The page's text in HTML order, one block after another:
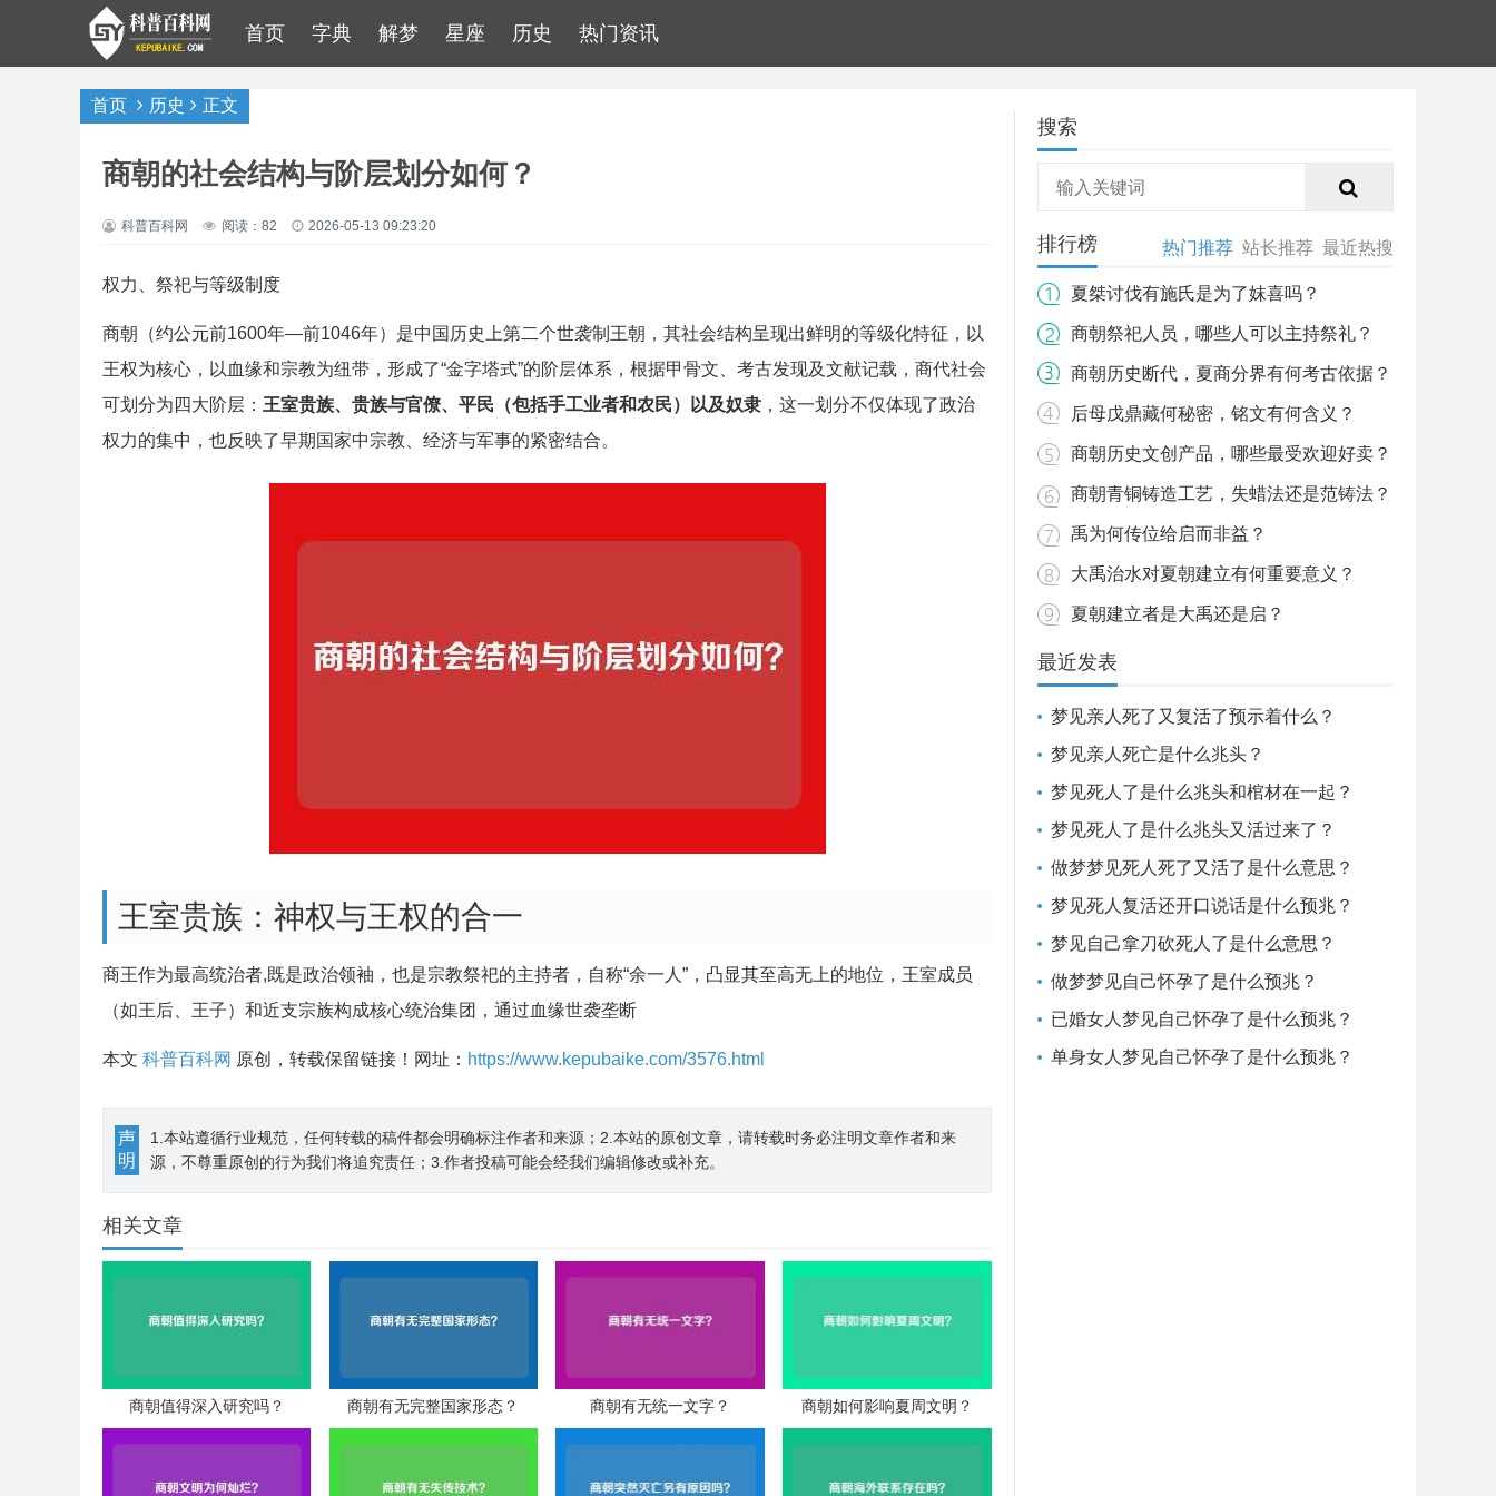
首页 字典 解梦 星座 历史 热门资讯
首页 历史 正文
商朝的社会结构与阶层划分如何？
科普百科网 阅读：82 2026-05-13 09:23:20
权力、祭祀与等级制度
商朝（约公元前1600年—前1046年）是中国历史上第二个世袭制王朝，其社会结构呈现出鲜明的等级化特征，以
王权为核心，以血缘和宗教为纽带，形成了“金字塔式”的阶层体系，根据甲骨文、考古发现及文献记载，商代社会
可划分为四大阶层： 王室贵族、贵族与官僚、平民（包括手工业者和农民）以及奴隶 ，这一划分不仅体现了政治
权力的集中，也反映了早期国家中宗教、经济与军事的紧密结合。
王室贵族：神权与王权的合一
商王作为最高统治者,既是政治领袖，也是宗教祭祀的主持者，自称“余一人”，凸显其至高无上的地位，王室成员
（如王后、王子）和近支宗族构成核心统治集团，通过血缘世袭垄断
本文 科普百科网 原创，转载保留链接！网址： https://www.kepubaike.com/3576.html
声
明
1.本站遵循行业规范，任何转载的稿件都会明确标注作者和来源；2.本站的原创文章，请转载时务必注明文章作者和来
源，不尊重原创的行为我们将追究责任；3.作者投稿可能会经我们编辑修改或补充。
相关文章
商朝值得深入研究吗？ 商朝有无完整国家形态？ 商朝有无统一文字？ 商朝如何影响夏周文明？
搜索
排行榜 热门推荐 站长推荐 最近热搜
夏桀讨伐有施氏是为了妺喜吗？
商朝祭祀人员，哪些人可以主持祭礼？
商朝历史断代，夏商分界有何考古依据？
后母戊鼎藏何秘密，铭文有何含义？
商朝历史文创产品，哪些最受欢迎好卖？
商朝青铜铸造工艺，失蜡法还是范铸法？
禹为何传位给启而非益？
大禹治水对夏朝建立有何重要意义？
夏朝建立者是大禹还是启？
最近发表
梦见亲人死了又复活了预示着什么？
梦见亲人死亡是什么兆头？
梦见死人了是什么兆头和棺材在一起？
梦见死人了是什么兆头又活过来了？
做梦梦见死人死了又活了是什么意思？
梦见死人复活还开口说话是什么预兆？
梦见自己拿刀砍死人了是什么意思？
做梦梦见自己怀孕了是什么预兆？
已婚女人梦见自己怀孕了是什么预兆？
单身女人梦见自己怀孕了是什么预兆？